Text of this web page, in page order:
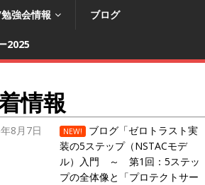
強会情報 ブログ
2025
情報
8月7日 NEW!
ブログ「ゼロトラスト実
装の5ステップ（NSTACモデ
ル）入門 ～ 第1回：5ステッ
プの全体像と「プロテクトサー